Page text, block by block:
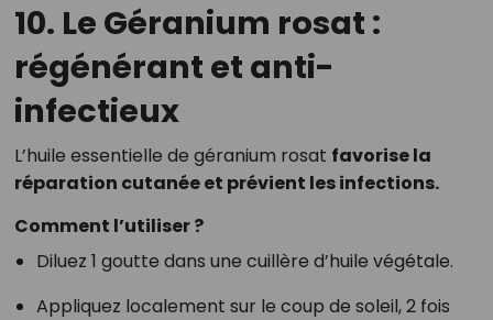
10. Le Géranium rosat :
régénérant et anti-
infectieux
L’huile essentielle de géranium rosat favorise la
réparation cutanée et prévient les infections.
Comment l’utiliser ?
Diluez 1 goutte dans une cuillère d’huile végétale.
Appliquez localement sur le coup de soleil, 2 fois